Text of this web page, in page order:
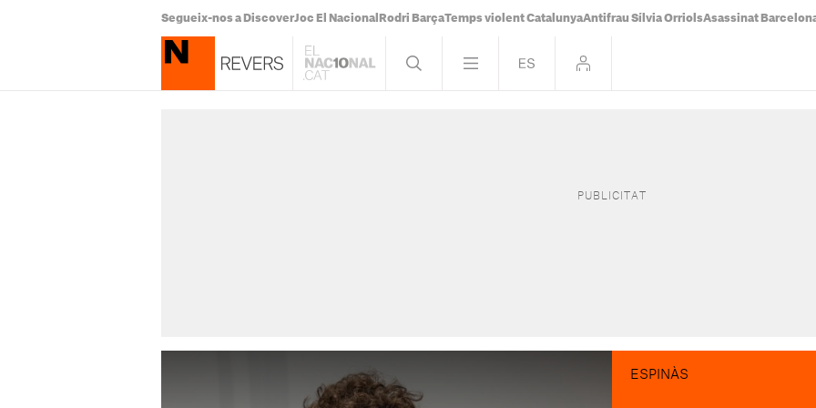
Segueix-nos a DiscoverJoc El Nacional Rodri BarçaTemps violent CatalunyaAntifrau Sílvia OrriolsAsassinat
ESPINÀS